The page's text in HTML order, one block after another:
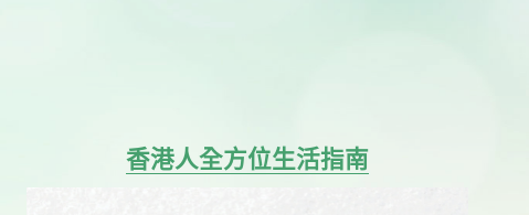
香港人全方位生活指南